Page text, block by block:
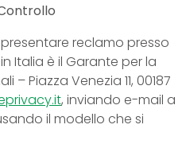
reclamo presso
Italia è il Garante per la
– Piazza Venezia 11, 00187
, inviando e-mail a
il modello che si